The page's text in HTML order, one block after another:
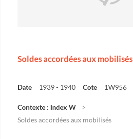
Soldes accordées aux mobilisés
Date 1939 - 1940 Cote 1W956
Contexte : Index W
Soldes accordées aux mobilisés